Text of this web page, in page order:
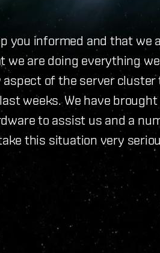
you informed and that we
we are doing everything
aspect of the server
weeks. We have
to assist us and a
this situation very